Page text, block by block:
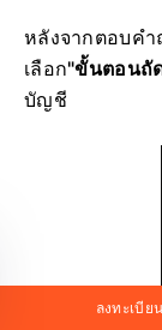
หลังจากตอบคำ
เลือก"ขั้นตอนถั
บัญชี
ลงทะเบี